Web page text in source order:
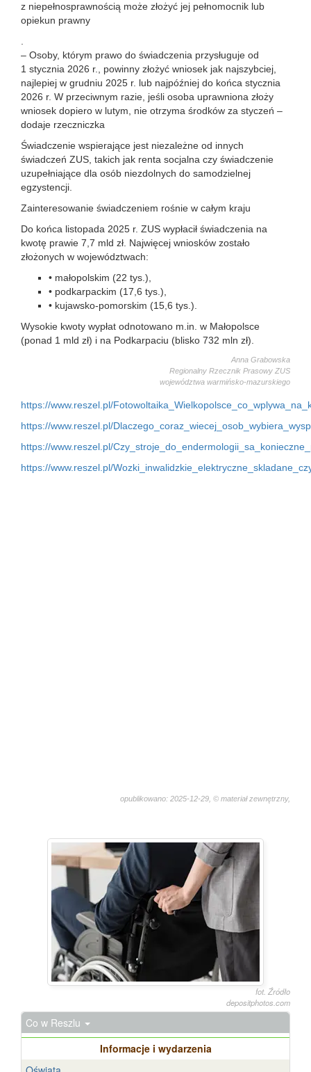
z niepełnosprawnością może złożyć jej pełnomocnik lub
opiekun prawny
– Osoby, którym prawo do świadczenia przysługuje od
1 stycznia 2026 r., powinny złożyć wniosek jak najszybciej,
najlepiej w grudniu 2025 r. lub najpóźniej do końca stycznia
2026 r. W przeciwnym razie, jeśli osoba uprawniona złoży
wniosek dopiero w lutym, nie otrzyma środków za styczeń –
dodaje rzeczniczka
Świadczenie wspierające jest niezależne od innych
świadczeń ZUS, takich jak renta socjalna czy świadczenie
uzupełniające dla osób niezdolnych do samodzielnej
egzystencji.
Zainteresowanie świadczeniem rośnie w całym kraju
Do końca listopada 2025 r. ZUS wypłacił świadczenia na
kwotę prawie 7,7 mld zł. Najwięcej wniosków zostało
złożonych w województwach:
• małopolskim (22 tys.),
• podkarpackim (17,6 tys.),
• kujawsko-pomorskim (15,6 tys.).
Wysokie kwoty wypłat odnotowano m.in. w Małopolsce
(ponad 1 mld zł) i na Podkarpaciu (blisko 732 mln zł).
Anna Grabowska
Regionalny Rzecznik Prasowy ZUS
województwa warmińsko-mazurskiego
https://www.reszel.pl/
https://www.reszel.pl/
https://www.reszel.pl/
https://www.reszel.pl/
opublikowano: 2025-12-29, © materiał zewnętrzny,
fot. Źródło
depositphotos.com
Co w Reszlu
Informacje i wydarzenia